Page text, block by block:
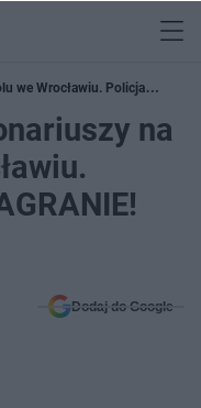
we Wrocławiu. Policja
na
Dodaj do Google